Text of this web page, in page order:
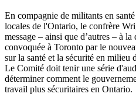
En compagnie de militants en
locales de l'Ontario, le confrère
message – ainsi que d’autres – à
convoquée à Toronto par le
sur la santé et la sécurité en
Le Comité doit tenir une série
déterminer comment le
travail plus sécuritaires en Ontario.